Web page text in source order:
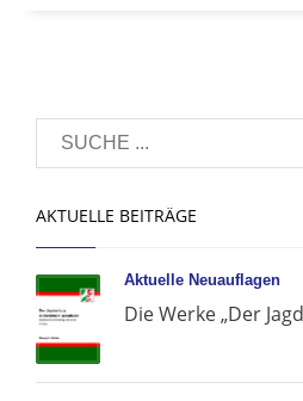
AKTUELLE BEITRÄGE
Aktuelle Neuauflagen
Die Werke „Der